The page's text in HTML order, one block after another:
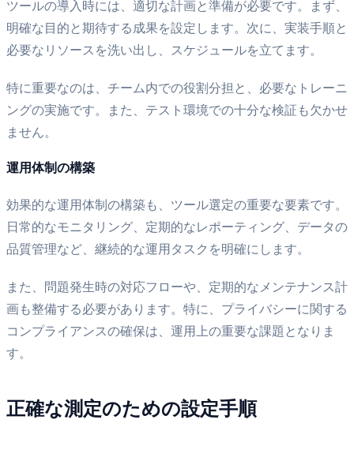
ツールの導入時には、適切な計画と準備が必要です。まず、
明確な目的と期待する成果を設定します。次に、実装手順と
必要なリソースを洗い出し、スケジュールを立てます。
特に重要なのは、チーム内での役割分担と、必要なトレーニ
ングの実施です。また、テスト環境での十分な検証も欠かせ
ません。
運用体制の構築
効果的な運用体制の構築も、ツール選定の重要な要素です。
日常的なモニタリング、定期的なレポーティング、データの
品質管理など、継続的な運用タスクを明確にします。
また、問題発生時の対応フローや、定期的なメンテナンス計
画も整備する必要があります。特に、プライバシーに関する
コンプライアンスの確保は、運用上の重要な課題となりま
す。
正確な測定のための設定手順